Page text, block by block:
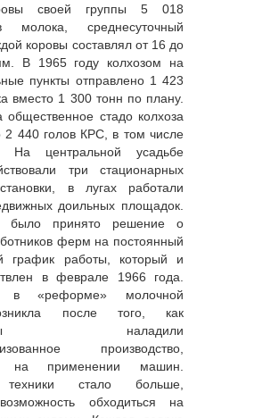
своей группы 5 018
молока, среднесуточный
коровы составлял от 16 до
В 1965 году колхозом на
пункты отправлено 1 423
вместо 1 300 тонн по плану.
общественное стадо колхоза
2 440 голов КРС, в том числе
На центральной усадьбе
три стационарных
в лугах работали
доильных площадок.
было принято решение о
ферм на постоянный
график работы, который и
в феврале 1966 года.
в «реформе» молочной
после того, как
наладили
производство,
на применении машин.
техники стало больше,
обходиться на